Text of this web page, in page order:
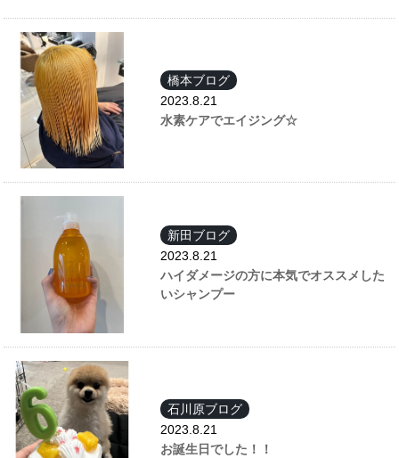
橋本ブログ
2023.8.21
水素ケアでエイジング☆
新田ブログ
2023.8.21
ハイダメージの方に本気でオススメした
いシャンプー
石川原ブログ
2023.8.21
お誕生日でした！！